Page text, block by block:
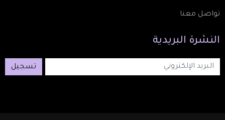
تواصل معنا
النشرة البريدية
تسجيل